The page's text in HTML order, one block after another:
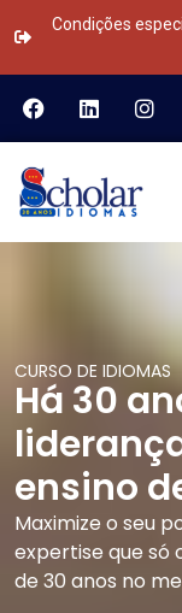
Condições
CURSO DE IDIOMAS
Há 30
ensino
Maximize o seu
expertise que só
de 30 anos no